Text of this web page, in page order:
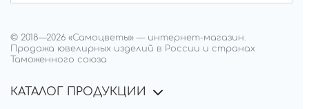
© 2018—2026 «Самоцветы» — интернет-магазин.
Продажа ювелирных изделий в России и странах
Таможенного союза
КАТАЛОГ ПРОДУКЦИИ